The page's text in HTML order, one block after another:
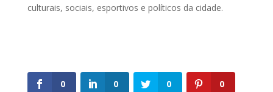
culturais, sociais, esportivos e políticos da cidade.
0 0 0 0